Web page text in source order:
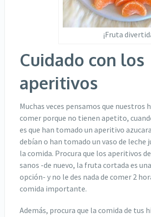
¡Fruta
Cuidado con los
aperitivos
Muchas veces pensamos que nuestros
comer porque no tienen apetito,
es que han tomado un aperitivo
debían o han tomado un vaso de leche
la comida. Procura que los aperitivos
sanos -de nuevo, la fruta cortada es
opción- y no le des nada de comer 2
comida importante.
Además, procura que la comida de tus